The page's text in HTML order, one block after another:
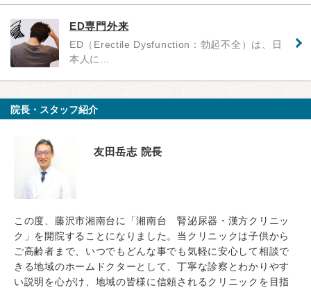
ED専門外来
ED（Erectile Dysfunction：勃起不全）は、日
本人に…
院長・スタッフ紹介
友田岳志 院長
この度、藤沢市湘南台に「湘南台 腎泌尿器・漢方クリニッ
ク」を開院することになりました。当クリニックは子供から
ご高齢者まで、いつでもどんな事でも気軽に安心して相談で
きる地域のホームドクターとして、丁寧な診察とわかりやす
い説明を心がけ、地域の皆様に信頼されるクリニックを目指